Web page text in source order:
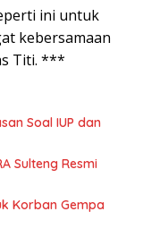
ini untuk
kebersamaan
Titi. ***
Soal IUP dan
Sulteng Resmi
Korban Gempa